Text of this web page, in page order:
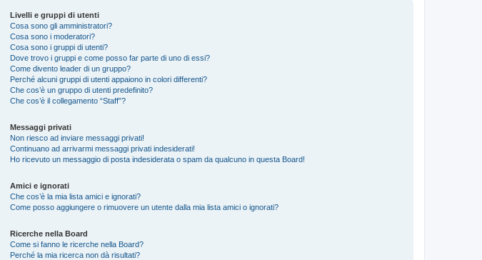
Livelli e gruppi di utenti
Cosa sono gli amministratori?
Cosa sono i moderatori?
Cosa sono i gruppi di utenti?
Dove trovo i gruppi e come posso far parte di uno di essi?
Come divento leader di un gruppo?
Perché alcuni gruppi di utenti appaiono in colori differenti?
Che cos’è un gruppo di utenti predefinito?
Che cos’è il collegamento “Staff”?
Messaggi privati
Non riesco ad inviare messaggi privati!
Continuano ad arrivarmi messaggi privati indesiderati!
Ho ricevuto un messaggio di posta indesiderata o spam da qualcuno in questa Board!
Amici e ignorati
Che cos’è la mia lista amici e ignorati?
Come posso aggiungere o rimuovere un utente dalla mia lista amici o ignorati?
Ricerche nella Board
Come si fanno le ricerche nella Board?
Perché la mia ricerca non dà risultati?